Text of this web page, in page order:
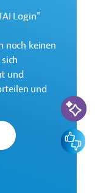
und im
bereitsteht.
Login"
noch keinen
und
und
KI-